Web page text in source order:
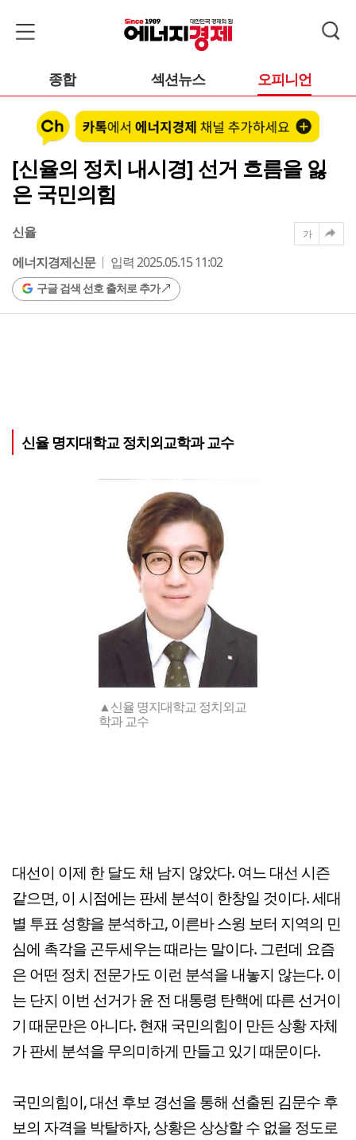
종합 섹션뉴스 오피니언
[신율의 정치 내시경] 선거 흐름을 잃
은 국민의힘
신율
에너지경제신문
입력 2025.05.15 11:02
구글 검색 선호 출처로 추가
가
신율 명지대학교 정치외교학과 교수
▲신율 명지대학교 정치외교
학과 교수
대선이 이제 한 달도 채 남지 않았다. 여느 대선 시즌
같으면, 이 시점에는 판세 분석이 한창일 것이다. 세대
별 투표 성향을 분석하고, 이른바 스윙 보터 지역의 민
심에 촉각을 곤두세우는 때라는 말이다. 그런데 요즘
은 어떤 정치 전문가도 이런 분석을 내놓지 않는다. 이
는 단지 이번 선거가 윤 전 대통령 탄핵에 따른 선거이
기 때문만은 아니다. 현재 국민의힘이 만든 상황 자체
가 판세 분석을 무의미하게 만들고 있기 때문이다.
국민의힘이, 대선 후보 경선을 통해 선출된 김문수 후
보의 자격을 박탈하자, 상황은 상상할 수 없을 정도로